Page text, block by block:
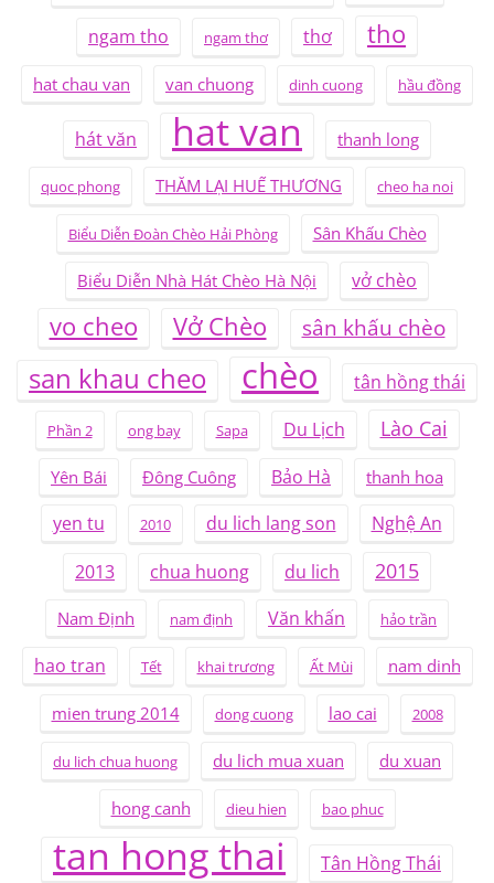
ngam tho ngam thơ thơ tho
hat chau van van chuong dinh cuong hầu đồng
hát văn hat van thanh long
quoc phong THĂM LẠI HUẾ THƯƠNG cheo ha noi
Biểu Diễn Đoàn Chèo Hải Phòng Sân Khấu Chèo
Biểu Diễn Nhà Hát Chèo Hà Nội vở chèo
vo cheo Vở Chèo sân khấu chèo
san khau cheo chèo tân hồng thái
Phần 2 ong bay Sapa Du Lịch Lào Cai
Yên Bái Đông Cuông Bảo Hà thanh hoa
yen tu 2010 du lich lang son
Nghệ An
2013
chua huong du lich 2015
Nam Định nam định Văn khấn hảo trần
hao tran Tết khai trương Ất Mùi nam dinh
mien trung 2014 dong cuong lao cai 2008
du lich chua huong du lich mua xuan du xuan
hong canh dieu hien bao phuc
tan hong thai Tân Hồng Thái